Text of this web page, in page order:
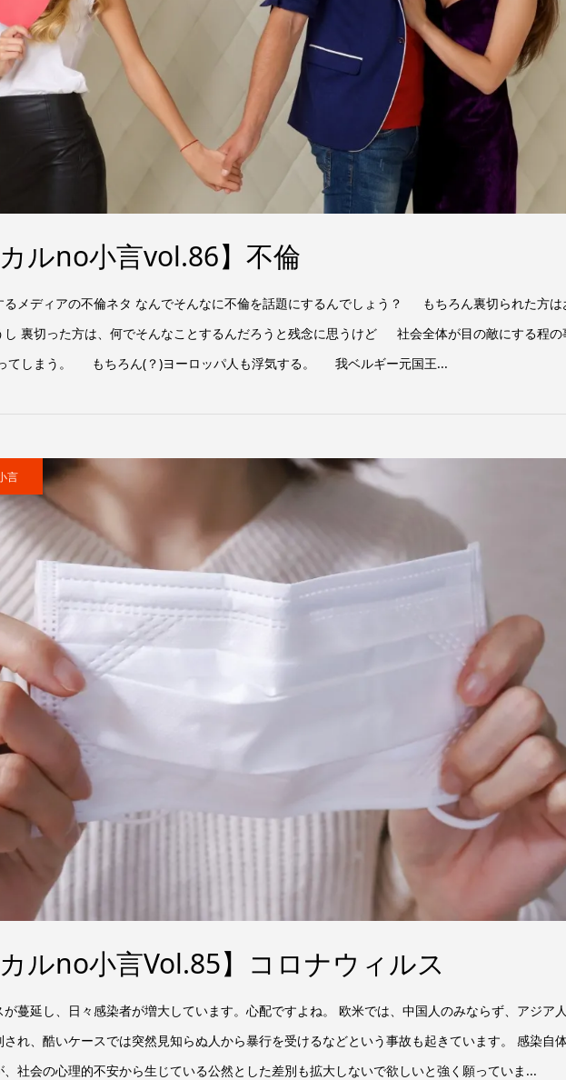
カルno小言vol.86】不倫
るメディアの不倫ネタ なんでそんなに不倫を話題にするんでしょう？ もちろん裏切られた方は
し 裏切った方は、何でそんなことするんだろうと残念に思うけど 社会全体が目の敵にする程の
てしまう。 もちろん(？)ヨーロッパ人も浮気する。 我ベルギー元国王...
言
カルno小言Vol.85】コロナウィルス
が蔓延し、日々感染者が増大しています。心配ですよね。 欧米では、中国人のみならず、アジア
され、酷いケースでは突然見知らぬ人から暴行を受けるなどという事故も起きています。 感染自
、社会の心理的不安から生じている公然とした差別も拡大しないで欲しいと強く願っていま...